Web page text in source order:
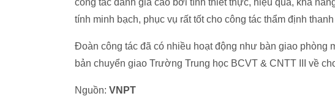
công tác đánh giá cao bởi tính thiết thực, hiệu quả, khả
tính minh bạch, phục vụ rất tốt cho công tác thẩm định
Đoàn công tác đã có nhiều hoạt động như bàn giao phòng
bản chuyển giao Trường Trung học BCVT & CNTT III về
Nguồn: VNPT